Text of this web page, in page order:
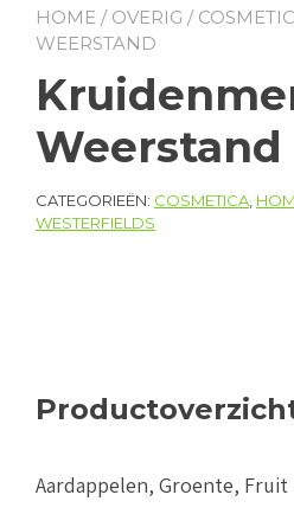
HOME / OVERIG /
WEERSTAND
Weerstand
CATEGORIEËN: COSMETICA
WESTERFIELDS
Aardappelen, Groente, Fruit